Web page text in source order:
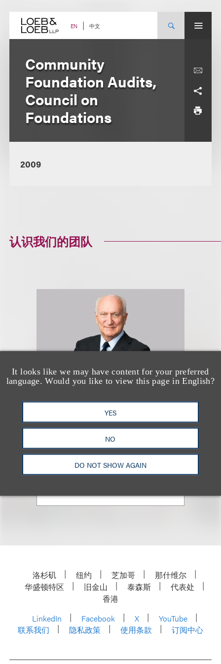
content EN 中文
It looks like we may have content for your preferred
language. Would you like to view this page in English?
YES
NO
DO NOT SHOW AGAIN
Community
Foundation Audits,
Council on
Foundations
2009
认识我们的团队
Marcus S. Owens
+1.202.618.5014
Email
洛杉矶 纽约 芝加哥
那什维尔
华盛顿特区
旧金山 泰森斯
代表处
香港
LinkedIn
Facebook X
YouTube
联系我们
隐私政策 使用条款 订阅中心